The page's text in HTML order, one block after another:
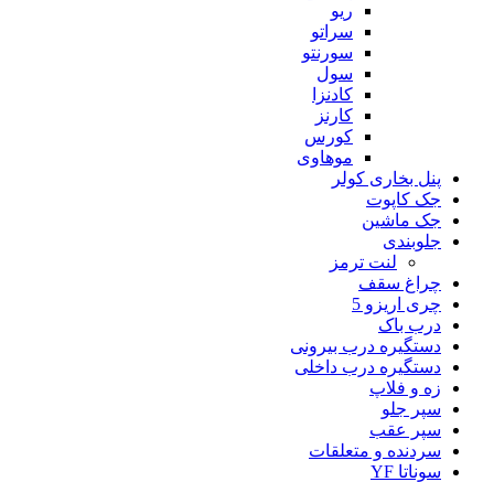
ریو
سراتو
سورنتو
سول
کادنزا
کارنز
کورس
موهاوی
پنل بخاری کولر
جک کاپوت
جک ماشین
جلوبندی
لنت ترمز
چراغ سقف
چری اریزو 5
درب باک
دستگیره درب بیرونی
دستگیره درب داخلی
زه و فلاپ
سپر جلو
سپر عقب
سردنده و متعلقات
سوناتا YF